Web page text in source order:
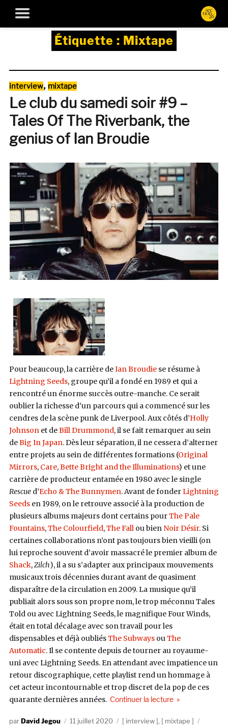
Étiquette : Mixtape
Catégories
interview, mixtape
Le club du samedi soir #9 –
Tales Of The Riverbank, the
genius of Ian Broudie
Pour beaucoup, la carrière deIan Broudiese résume à
Lightning Seeds, groupe qu’il a fondé en 1989 et qui a
rencontré un énorme succès outre-manche. Ce serait
oublier la richesse d’un parcours qui a commencé sur les
cendres de la scène punk de Liverpool. Aux côtés d’Holly
Johnsonet deBill Drummond, il se fait remarquer au sein
deBig In Japan. Dès leur séparation, il ne cessera d’alterner
entre projets au sein de différentes formations (Original
Mirrors, Care,Bette Bright and the Illuminations) et une
carrière de producteur entamée en 1980 avec le single
Rescued’Echo & The Bunnymen. Avant de fonderLightning
Seedsen 1989, on le retrouve associé à la production de
plusieurs albums majeurs dont certains pourThe Pale
Fountains,The Colourfield,The Fallou bien Noir Désir. Si
certaines collaborations n’ont pas toujours bien vieilli (on
lui reproche souvent d’avoir massacré le premier album de
Shack,Zilch), il a su s’adapter aux principaux mouvements
musicaux trois décennies durant avant de quasiment
disparaître de la circulation en 2009. La musique qu’il
publiait alors sous son propre nom, le trop méconnu Tales
Told ou avec Lightning Seeds, le magnifique Four Winds,
était en total décalage avec son travail pour les
dispensables et déjà oubliésThe SubwaysouThe
Automatic. Il se contente depuis de tourner au royaume-
uni avec Lightning Seeds. En attendant avec impatience un
retour discographique, cette playlist rend un hommage à
cet acteur incontournable et trop discret de la pop de ces
quarante dernières années. Continuer la lecturede « Le club du
AuteurDavid Jegou
Publié
11 juillet 2020 Catégories
interview mixtape